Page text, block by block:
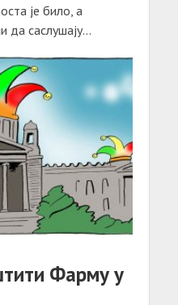
је било, а
да саслушају...
Фарму у